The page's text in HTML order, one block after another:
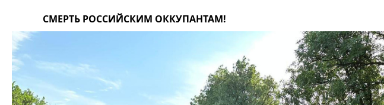
СМЕРТЬ РОССИЙСКИМ ОККУПАНТАМ!